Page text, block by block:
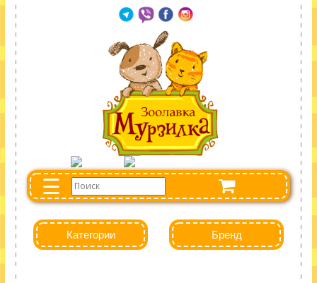
☰
Категории Бренд